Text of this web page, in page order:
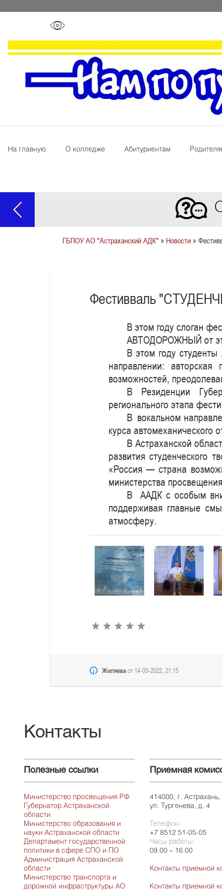
На главную О колледже Абитуриентам
ГБПОУ АО "Астраханский АДК" » Новости»
Фестивваль
В этом году слоган
АВТОДОРОЖНЫЙ от
В этом году
направлении:
возможностей,
В Резиденции
регионального этапа
В вокальном
курса автомеханического
В Астраханской
развития студенческого
«Россия — страна
министерства
В ААДК с особым
поддерживая главные
атмосферу.
Жиляеваот 14-05-2022, 21:15
Контакты
Полезные ссылки
Министерство просвещения РФ
Губернатор Астраханской
области
Министерство образования и
науки Астраханской области
Департамент государственной
политики в сфере СПО и ПО
Администрация Астраханской
области
Министерство транспорта и
дорожной инфраструктуры АО
Приемная
414000, г. Астрахань,
ул. Тургенева, д. 4
Телефон:
+7 8512 51-05-05
Часы работы:
09.00 – 16.00
Контакты приемной
Контакты приемной